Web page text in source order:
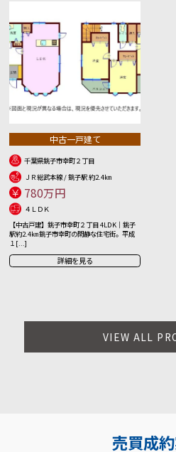
中古一戸建て
千葉県銚子市幸町２丁目
ＪＲ総武本線 / 銚子駅 約2.4㎞
780万円
４ＬＤＫ
【中古戸建】銚子市幸町２丁目 4LDK｜銚子
駅約2.4㎞ 銚子市幸町の閑静な住宅街。平成
１[...]
詳細を見る
VIEW ALL